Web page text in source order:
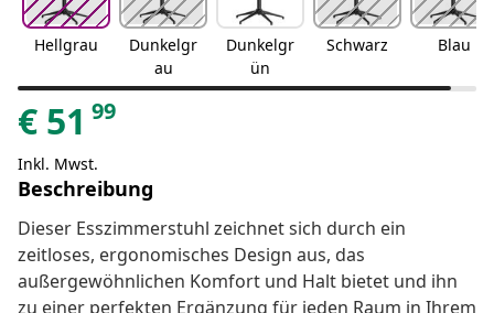
Hellgrau
Dunkelgr
au
Dunkelgr
ün
Schwarz Blau
€ 51 99
Inkl. Mwst.
Beschreibung
Dieser Esszimmerstuhl zeichnet sich durch ein
zeitloses, ergonomisches Design aus, das
außergewöhnlichen Komfort und Halt bietet und ihn
zu einer perfekten Ergänzung für jeden Raum in Ihrem